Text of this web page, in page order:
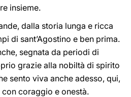
insieme.
dalla storia lunga e ricca
di sant’Agostino e ben prima.
segnata da periodi di
grazie alla nobiltà di spirito
sento viva anche adesso, qui,
coraggio e onestà.